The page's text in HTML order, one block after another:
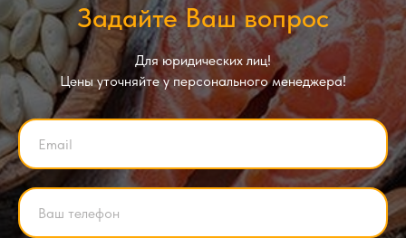
Задайте Ваш вопрос
Для юридических лиц!
Цены уточняйте у персонального менеджера!